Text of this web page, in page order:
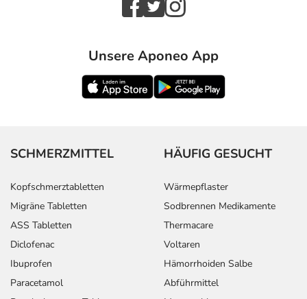
Unsere Aponeo App
SCHMERZMITTEL
Kopfschmerztabletten
Migräne Tabletten
ASS Tabletten
Diclofenac
Ibuprofen
Paracetamol
HÄUFIG GESUCHT
Wärmepflaster
Sodbrennen Medikamente
Thermacare
Voltaren
Hämorrhoiden Salbe
Abführmittel